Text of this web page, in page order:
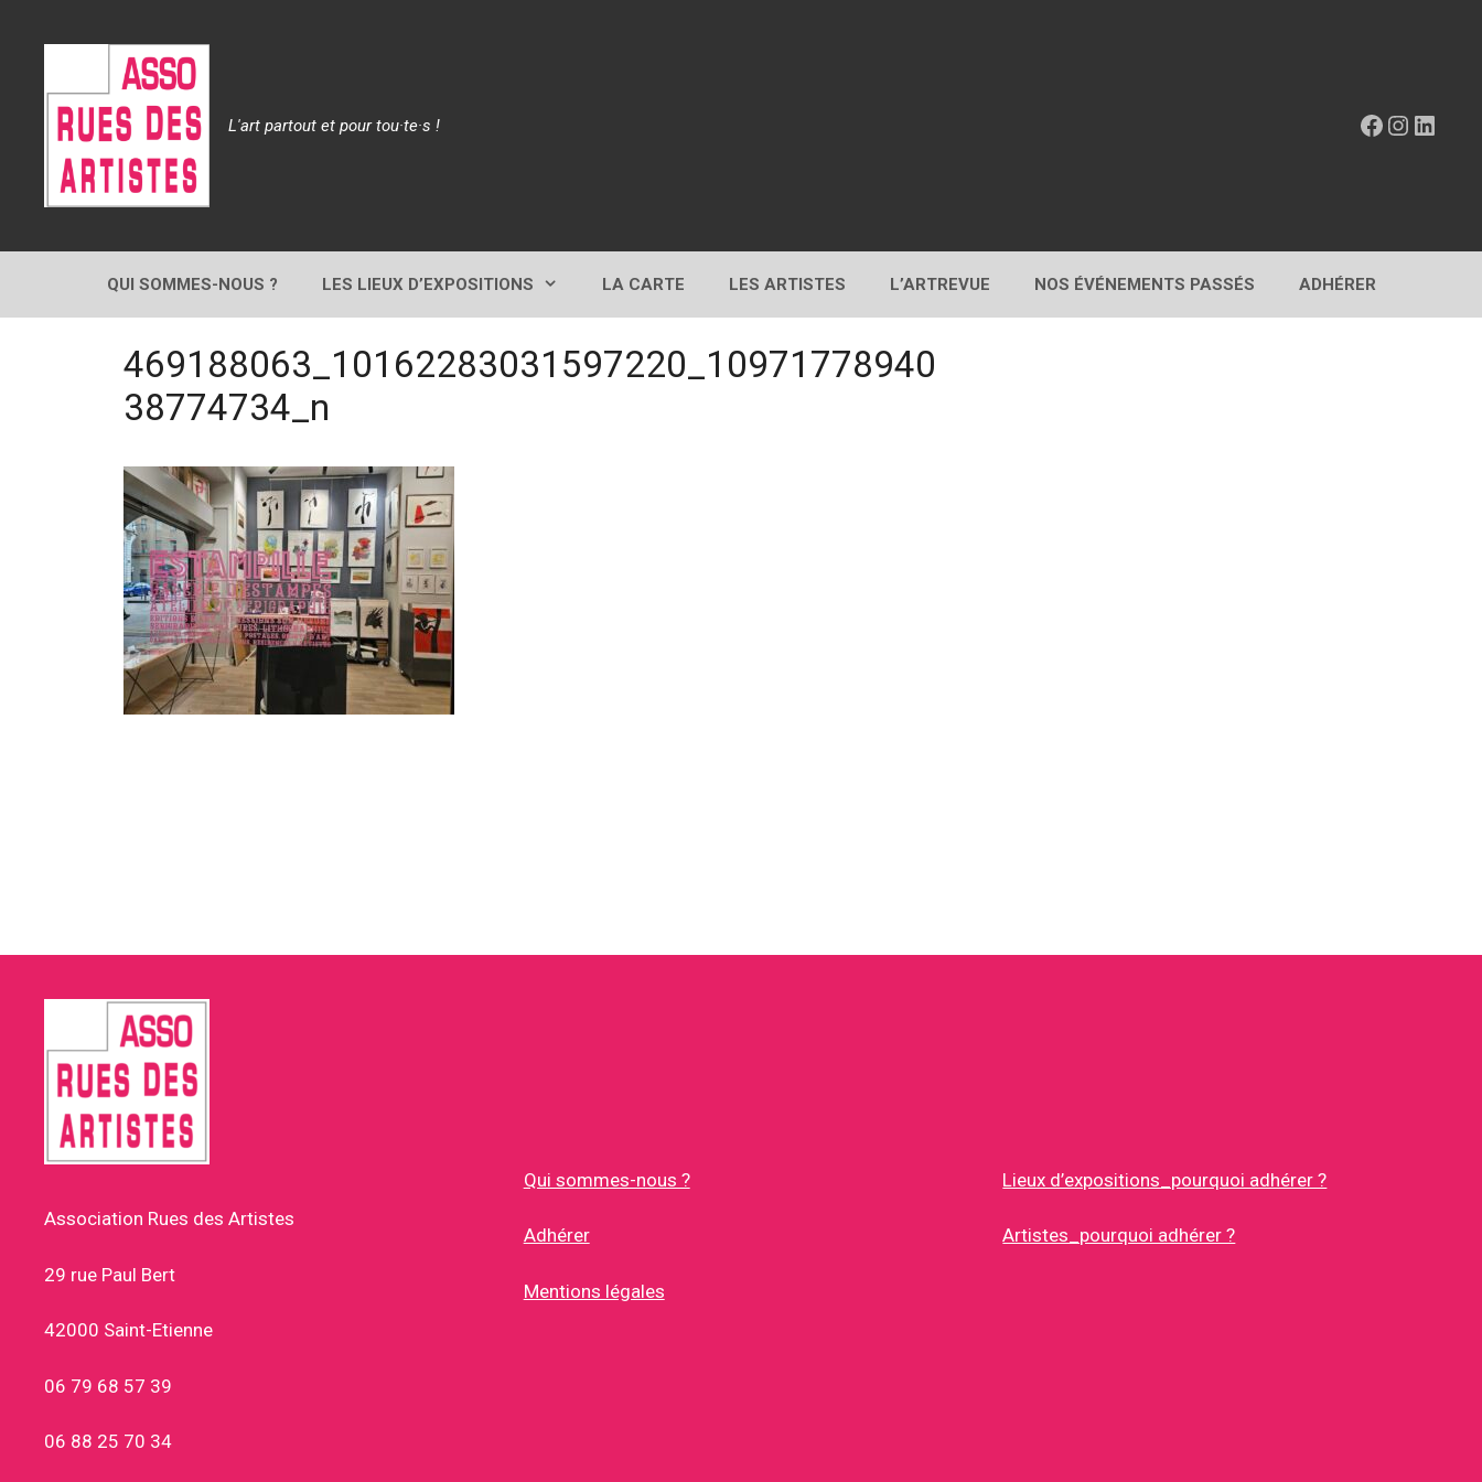
L'art partout et pour tou·te·s ! Facebook
QUI SOMMES-NOUS ? LES LIEUX D’EXPOSITIONS LA CARTE LES ARTISTES L’ARTREVUE NOS ÉVÉNEMENTS PASSÉS ADHÉRER
469188063_10162283031597220_10971778940
38774734_n
Association Rues des Artistes
29 rue Paul Bert
42000 Saint-Etienne
06 79 68 57 39
06 88 25 70 34
Qui sommes-nous ?
Adhérer
Mentions légales
Lieux d’expositions_pourquoi adhérer ?
Artistes_pourquoi adhérer ?